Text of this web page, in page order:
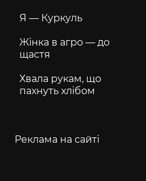
Я — Куркуль
Жінка в агро — до
щастя
Хвала рукам, що
пахнуть хлібом
Реклама на сайті